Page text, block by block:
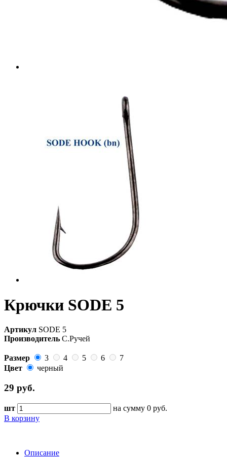
Крючки SODE 5
Артикул SODE 5
Производитель С.Ручей
Размер 3 4 5 6
7
Цвет
черный
29 руб.
шт на сумму 0 руб.
В корзину
Описание